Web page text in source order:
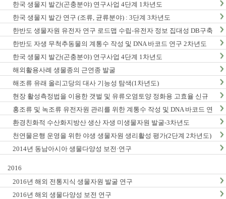
한국 생물지 발간(곤충분야) 연구사업 4단계 1차년도
한국 생물지 발간 연구 (조류, 균류분야) : 3단계 3차년도
한반도 생물자원 유전자 연구 로드맵 수립-유전자 정보 집대성 DB구축
(1차년도)
한반도 자생 무척추동물의 계통수 작성 및 DNA 바코드 연구 2차년도
한국 생물지 발간(곤충분야) 연구사업 4단계 1차년도
해외활용사례 생물종의 근연종 발굴
해조류 유래 올리고당의 대사 기능성 탐색(1차년도)
현장 활성측정법을 이용한 갯벌 및 유류오염토양 정화용 고효율 신규
미생물자원 발굴-3차년도
홍조류 및 녹조류 유전자원 관리를 위한 계통수 작성 및 DNA 바코드 연
구 2단계 1차년도
환경친화적 수산화지방산 생산 자생 미생물자원 발굴-3차년도
천연물은행 운영을 위한 야생 생물자원 생리활성 평가(2단계 2차년도)
2014년 동남아시아 생물다양성 보전·연구
2016
2016년 해외 전통지식 생물자원 발굴 연구
2016년 해외 생물다양성 보전 연구